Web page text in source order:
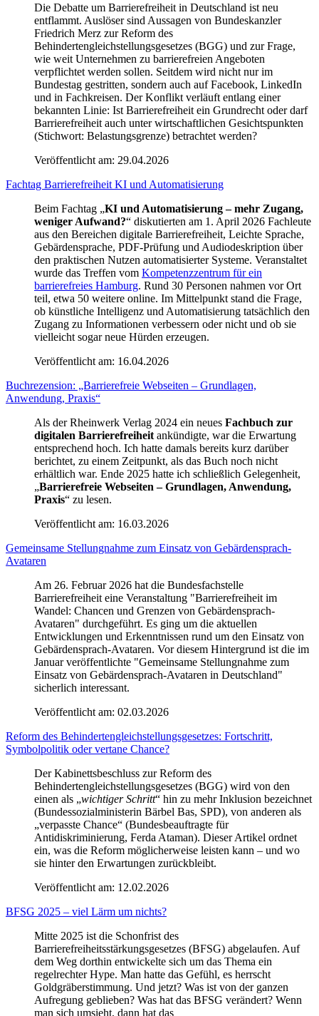
Die Debatte um Barrierefreiheit in Deutschland ist neu
entflammt. Auslöser sind Aussagen von Bundeskanzler
Friedrich Merz zur Reform des
Behindertengleichstellungsgesetzes (BGG) und zur Frage,
wie weit Unternehmen zu barrierefreien Angeboten
verpflichtet werden sollen. Seitdem wird nicht nur im
Bundestag gestritten, sondern auch auf Facebook, LinkedIn
und in Fachkreisen. Der Konflikt verläuft entlang einer
bekannten Linie: Ist Barrierefreiheit ein Grundrecht oder darf
Barrierefreiheit auch unter wirtschaftlichen Gesichtspunkten
(Stichwort: Belastungsgrenze) betrachtet werden?
Veröffentlicht am: 29.04.2026
Fachtag Barrierefreiheit KI und Automatisierung
Beim Fachtag „KI und Automatisierung – mehr Zugang,
weniger Aufwand?“ diskutierten am 1. April 2026 Fachleute
aus den Bereichen digitale Barrierefreiheit, Leichte Sprache,
Gebärdensprache, PDF-Prüfung und Audiodeskription über
den praktischen Nutzen automatisierter Systeme. Veranstaltet
wurde das Treffen vom Kompetenzzentrum für ein
barrierefreies Hamburg. Rund 30 Personen nahmen vor Ort
teil, etwa 50 weitere online. Im Mittelpunkt stand die Frage,
ob künstliche Intelligenz und Automatisierung tatsächlich den
Zugang zu Informationen verbessern oder nicht und ob sie
vielleicht sogar neue Hürden erzeugen.
Veröffentlicht am: 16.04.2026
Buchrezension: „Barrierefreie Webseiten – Grundlagen,
Anwendung, Praxis“
Als der Rheinwerk Verlag 2024 ein neues Fachbuch zur
digitalen Barrierefreiheit ankündigte, war die Erwartung
entsprechend hoch. Ich hatte damals bereits kurz darüber
berichtet, zu einem Zeitpunkt, als das Buch noch nicht
erhältlich war. Ende 2025 hatte ich schließlich Gelegenheit,
„Barrierefreie Webseiten – Grundlagen, Anwendung,
Praxis“ zu lesen.
Veröffentlicht am: 16.03.2026
Gemeinsame Stellungnahme zum Einsatz von Gebärdensprach-
Avataren
Am 26. Februar 2026 hat die Bundesfachstelle
Barrierefreiheit eine Veranstaltung "Barrierefreiheit im
Wandel: Chancen und Grenzen von Gebärdensprach-
Avataren" durchgeführt. Es ging um die aktuellen
Entwicklungen und Erkenntnissen rund um den Einsatz von
Gebärdensprach-Avataren. Vor diesem Hintergrund ist die im
Januar veröffentlichte "Gemeinsame Stellungnahme zum
Einsatz von Gebärdensprach-Avataren in Deutschland"
sicherlich interessant.
Veröffentlicht am: 02.03.2026
Reform des Behindertengleichstellungsgesetzes: Fortschritt,
Symbolpolitik oder vertane Chance?
Der Kabinettsbeschluss zur Reform des
Behindertengleichstellungsgesetzes (BGG) wird von den
einen als „wichtiger Schritt“ hin zu mehr Inklusion bezeichnet
(Bundessozialministerin Bärbel Bas, SPD), von anderen als
„verpasste Chance“ (Bundesbeauftragte für
Antidiskriminierung, Ferda Ataman). Dieser Artikel ordnet
ein, was die Reform möglicherweise leisten kann – und wo
sie hinter den Erwartungen zurückbleibt.
Veröffentlicht am: 12.02.2026
BFSG 2025 – viel Lärm um nichts?
Mitte 2025 ist die Schonfrist des
Barrierefreiheitsstärkungsgesetzes (BFSG) abgelaufen. Auf
dem Weg dorthin entwickelte sich um das Thema ein
regelrechter Hype. Man hatte das Gefühl, es herrscht
Goldgräberstimmung. Und jetzt? Was ist von der ganzen
Aufregung geblieben? Was hat das BFSG verändert? Wenn
man sich umsieht, dann hat das